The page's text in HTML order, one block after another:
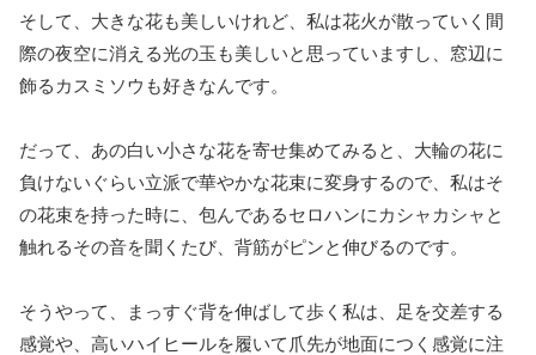
そして、大きな花も美しいけれど、私は花火が散っていく間
際の夜空に消える光の玉も美しいと思っていますし、窓辺に
飾るカスミソウも好きなんです。
だって、あの白い小さな花を寄せ集めてみると、大輪の花に
負けないぐらい立派で華やかな花束に変身するので、私はそ
の花束を持った時に、包んであるセロハンにカシャカシャと
触れるその音を聞くたび、背筋がピンと伸びるのです。
そうやって、まっすぐ背を伸ばして歩く私は、足を交差する
感覚や、高いハイヒールを履いて爪先が地面につく感覚に注